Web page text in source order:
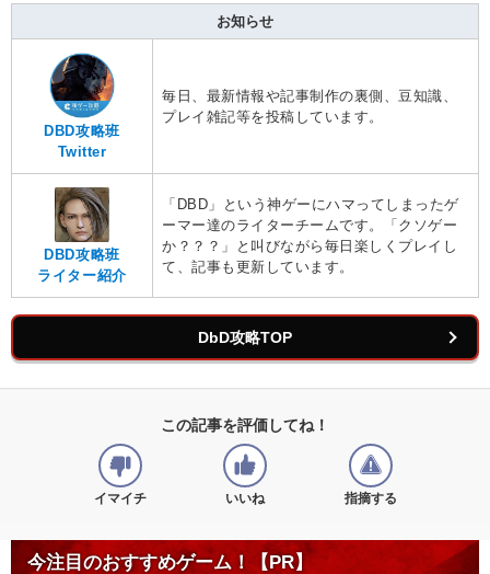
お知らせ
DBD攻略班
Twitter
毎日、最新情報や記事制作の裏側、豆知識、
プレイ雑記等を投稿しています。
DBD攻略班
ライター紹介
「DBD」という神ゲーにハマってしまったゲ
ーマー達のライターチームです。「クソゲー
か？？？」と叫びながら毎日楽しくプレイし
て、記事も更新しています。
DbD攻略TOP
この記事を評価してね！
イマイチ いいね 指摘する
今注目のおすすめゲーム！【PR】